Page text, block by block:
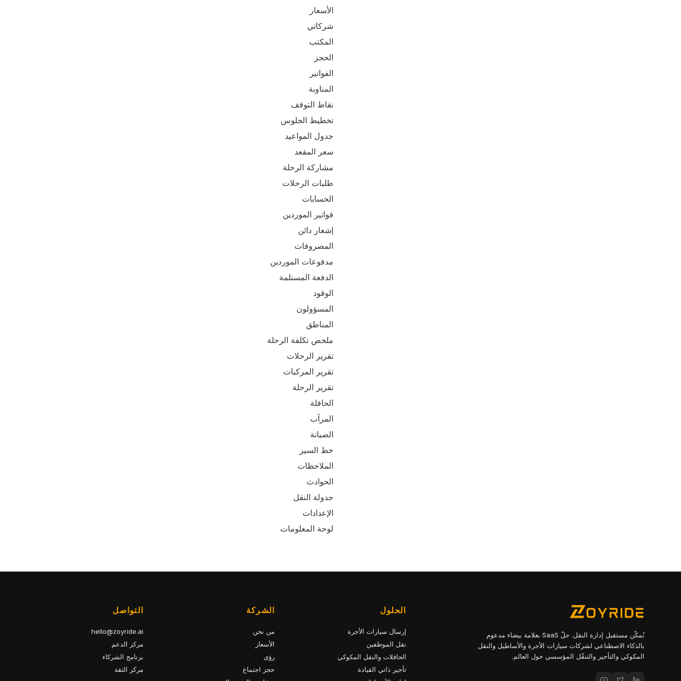
الأسعار
شركاتي
المكتب
الحجز
الفواتير
المناوبة
نقاط التوقف
تخطيط الجلوس
جدول المواعيد
سعر المقعد
مشاركة الرحلة
طلبات الرحلات
الحسابات
فواتير الموردين
إشعار دائن
المصروفات
مدفوعات الموردين
الدفعة المستلمة
الوقود
المسؤولون
المناطق
ملخص تكلفة الرحلة
تقرير الرحلات
تقرير المركبات
تقرير الرحلة
الحافلة
المرآب
الصيانة
خط السير
الملاحظات
الحوادث
جدولة النقل
الإعدادات
لوحة المعلومات
نُمكّن مستقبل إدارة النقل. حلّ SaaS بعلامة بيضاء مدعوم
بالذكاء الاصطناعي لشركات سيارات الأجرة والأساطيل والنقل
المكوكي والتأجير والتنقّل المؤسسي حول العالم.
الحلول
إرسال سيارات الأجرة
نقل الموظفين
الحافلات والنقل المكوكي
تأجير ذاتي القيادة
الشركة
من نحن
الأسعار
رؤى
حجز اجتماع
التواصل
hello@zoyride.ai
مركز الدعم
برنامج الشركاء
مركز الثقة